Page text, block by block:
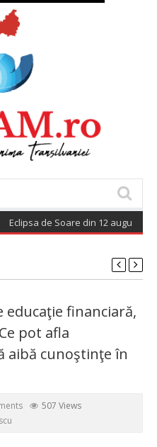
Eclipsa de Soare din 12 august
educaţie financiară,
pot afla
aibă cunoştinţe în
507 Views